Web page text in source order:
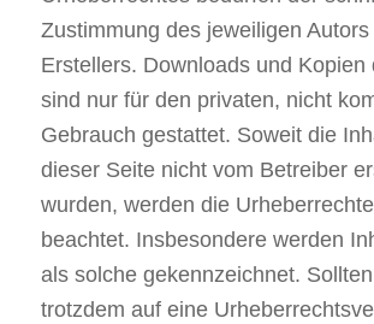
Zustimmung des jeweiligen Autors
Erstellers. Downloads und Kopien
sind nur für den privaten, nicht
Gebrauch gestattet. Soweit die
dieser Seite nicht vom Betreiber
wurden, werden die
beachtet. Insbesondere werden
als solche gekennzeichnet.
trotzdem auf eine